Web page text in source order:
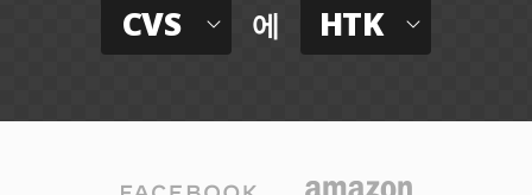
CVS 에 HTK